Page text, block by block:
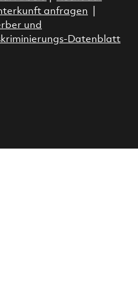
anfragen
und
Datenblatt